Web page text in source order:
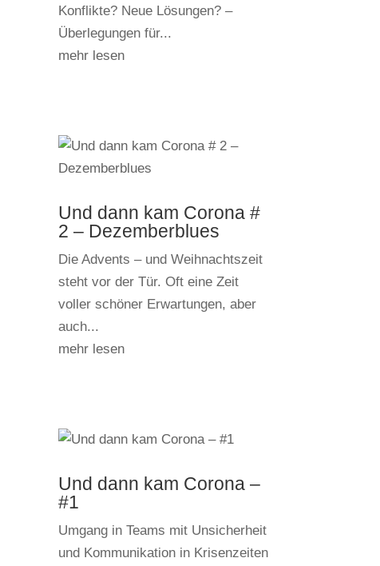
Konflikte? Neue Lösungen? –
Überlegungen für...
mehr lesen
Und dann kam Corona #
2 – Dezemberblues
Die Advents – und Weihnachtszeit
steht vor der Tür. Oft eine Zeit
voller schöner Erwartungen, aber
auch...
mehr lesen
Und dann kam Corona –
#1
Umgang in Teams mit Unsicherheit
und Kommunikation in Krisenzeiten